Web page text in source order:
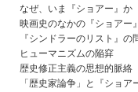
なぜ、いま『ショアー』か
映画史のなかの『ショアー』
『シンドラーのリスト』の
ヒューマニズムの陥穽
歴史修正主義の思想的脈絡
「歴史家論争」と『ショアー